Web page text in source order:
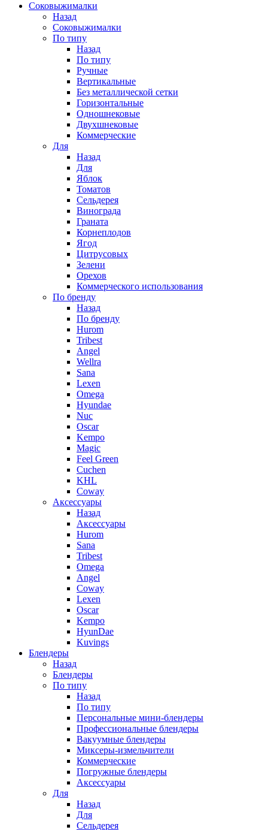
Соковыжималки
Назад
Соковыжималки
По типу
Назад
По типу
Ручные
Вертикальные
Без металлической сетки
Горизонтальные
Одношнековые
Двухшнековые
Коммерческие
Для
Назад
Для
Яблок
Томатов
Cельдерея
Винограда
Граната
Корнеплодов
Ягод
Цитрусовых
Зелени
Орехов
Коммерческого использования
По бренду
Назад
По бренду
Hurom
Tribest
Angel
Wellra
Sana
Lexen
Omega
Hyundae
Nuc
Oscar
Kempo
Magic
Feel Green
Cuchen
KHL
Coway
Аксессуары
Назад
Аксессуары
Hurom
Sana
Tribest
Omega
Angel
Coway
Lexen
Oscar
Kempo
HyunDae
Kuvings
Блендеры
Назад
Блендеры
По типу
Назад
По типу
Персональные мини-блендеры
Профессиональные блендеры
Вакуумные блендеры
Миксеры-измельчители
Коммерческие
Погружные блендеры
Аксессуары
Для
Назад
Для
Сельдерея